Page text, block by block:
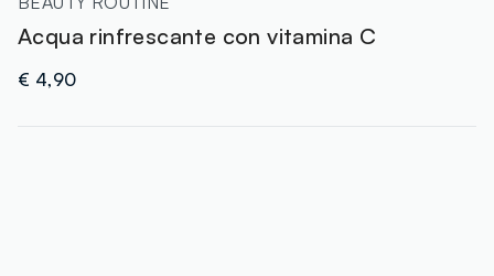
Acqua rinfrescante con vitamina C
€ 4,90